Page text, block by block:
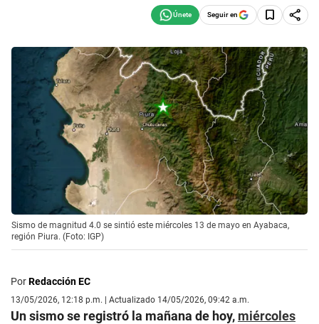
Seguir en
Sismo de magnitud 4.0 se sintió este miércoles 13 de mayo en Ayabaca,
región Piura. (Foto: IGP)
PorRedacción EC
13/05/2026, 12:18 p.m. | Actualizado 14/05/2026, 09:42 a.m.
Un sismo se registró la mañana de hoy, miércoles